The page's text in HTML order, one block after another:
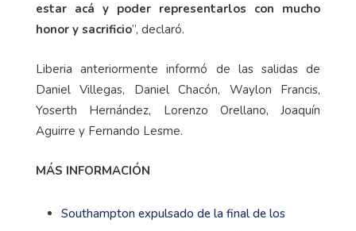
estar acá y poder representarlos con mucho
honor y sacrificio”, declaró.
Liberia anteriormente informó de las salidas de
Daniel Villegas, Daniel Chacón, Waylon Francis,
Yoserth Hernández, Lorenzo Orellano, Joaquín
Aguirre y Fernando Lesme.
MÁS INFORMACIÓN
Southampton expulsado de la final de los